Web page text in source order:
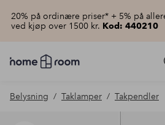
20% på ordinære priser* + 5% på
ved kjøp over 1500 kr. Kod: 440210
Homeroom
–
hjemmet
Belysning Taklamper Takpendler